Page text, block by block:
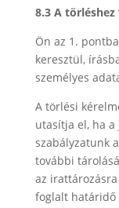
8.3 A törléshez
Ön az 1.
keresztül,
személyes
A törlési
utasítja el, ha a
szabályzatunk
további
az
foglalt határidő